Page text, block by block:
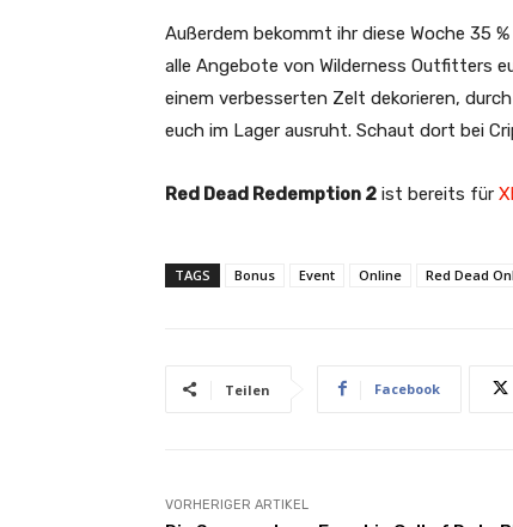
Außerdem bekommt ihr diese Woche 35
alle Angebote von Wilderness Outfitters
einem verbesserten Zelt dekorieren,
euch im Lager ausruht. Schaut dort bei
Red Dead Redemption 2 ist bereits für
TAGS Bonus Event Online Red Dead
Teilen Facebook
VORHERIGER ARTIKEL